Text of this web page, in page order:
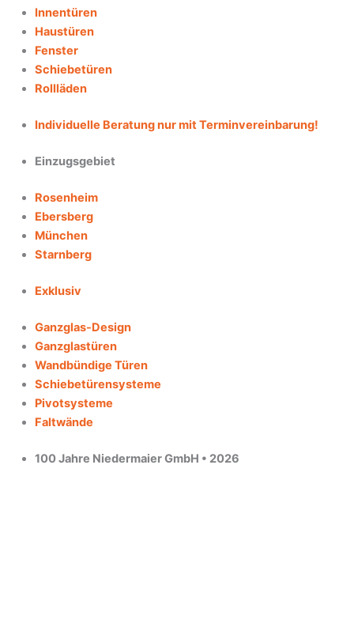
Innentüren
Haustüren
Fenster
Schiebetüren
Rollläden
Individuelle Beratung nur mit Terminvereinbarung!
Einzugsgebiet
Rosenheim
Ebersberg
München
Starnberg
Exklusiv
Ganzglas-Design
Ganzglastüren
Wandbündige Türen
Schiebetürensysteme
Pivotsysteme
Faltwände
100 Jahre Niedermaier GmbH • 2026